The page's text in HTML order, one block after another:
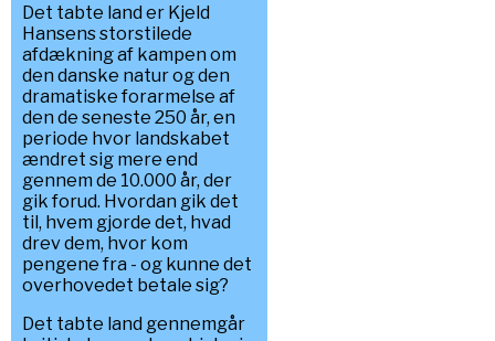
Det tabte land er Kjeld
Hansens storstilede
afdækning af kampen om
den danske natur og den
dramatiske forarmelse af
den de seneste 250 år, en
periode hvor landskabet
ændret sig mere end
gennem de 10.000 år, der
gik forud. Hvordan gik det
til, hvem gjorde det, hvad
drev dem, hvor kom
pengene fra - og kunne det
overhovedet betale sig?
Det tabte land gennemgår